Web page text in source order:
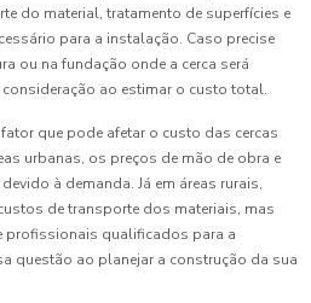
do material, tratamento de superfícies e
para a instalação. Caso precise
ou na fundação onde a cerca será
ao estimar o custo total.
que pode afetar o custo das cercas
urbanas, os preços de mão de obra e
à demanda. Já em áreas rurais,
de transporte dos materiais, mas
profissionais qualificados para a
questão ao planejar a construção da sua